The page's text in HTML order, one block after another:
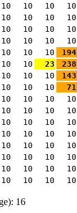
10 10 10 10
10 10 10 10
10 10 10 10
10 10 10 10
10 10 10 194
10 10 23 238
10 10 10 143
10 10 10 71
10 10 10 10
10 10 10 10
10 10 10 10
10 10 10 10
10 10 10 10
10 10 10 10
10 10 10 10
10 10 10 10
16